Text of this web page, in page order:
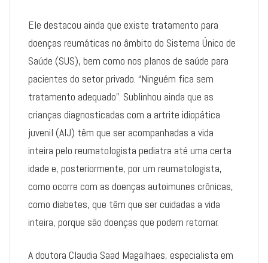
Ele destacou ainda que existe tratamento para
doenças reumáticas no âmbito do Sistema Único de
Saúde (SUS), bem como nos planos de saúde para
pacientes do setor privado. “Ninguém fica sem
tratamento adequado”. Sublinhou ainda que as
crianças diagnosticadas com a artrite idiopática
juvenil (AIJ) têm que ser acompanhadas a vida
inteira pelo reumatologista pediatra até uma certa
idade e, posteriormente, por um reumatologista,
como ocorre com as doenças autoimunes crônicas,
como diabetes, que têm que ser cuidadas a vida
inteira, porque são doenças que podem retornar.
A doutora Claudia Saad Magalhaes, especialista em